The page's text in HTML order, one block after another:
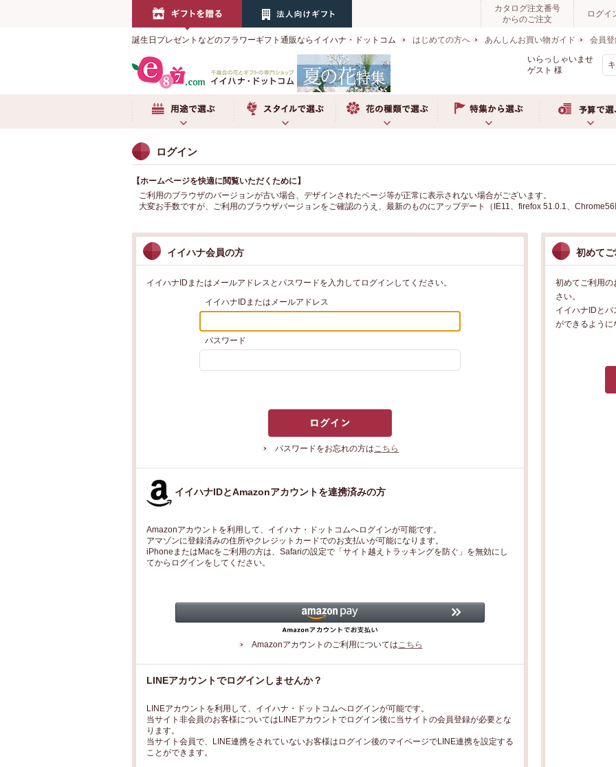
カタログ注文番号
からのご注文
ログイ
誕生日プレゼントなどのフラワーギフト通販ならイイハナ・ドットコム はじめての方へ あんしんお買い物ガイド
会員
いらっしゃいませ
ゲスト 様
ログイン
【ホームページを快適に閲覧いただくために】
ご利用のブラウザのバージョンが古い場合、デザインされたページ等が正常に表示されない場合がございます。
大変お手数ですが、ご利用のブラウザバージョンをご確認のうえ、最新のものにアップデート（IE11、firefox 51.0.1、
イイハナ会員の方
イイハナIDまたはメールアドレスとパスワードを入力してログインしてください。
イイハナIDまたはメールアドレス
パスワード
パスワードをお忘れの方は こちら
イイハナIDとAmazonアカウントを連携済みの方
Amazonアカウントを利用して、イイハナ・ドットコムへログインが可能です。
アマゾンに登録済みの住所やクレジットカードでのお支払いが可能になります。
iPhoneまたはMacをご利用の方は、Safariの設定で「サイト越えトラッキングを防ぐ」を無効にし
てからログインをしてください。
Amazonアカウントのご利用については こちら
LINEアカウントでログインしませんか？
LINEアカウントを利用して、イイハナ・ドットコムへログインが可能です。
当サイト非会員のお客様についてはLINEアカウントでログイン後に当サイトの会員登録が必要とな
ります。
当サイト会員で、LINE連携をされていないお客様はログイン後のマイページでLINE連携を設定する
ことができます。
初めて
初めてご利用
さい。
イイハナIDと
ができるように